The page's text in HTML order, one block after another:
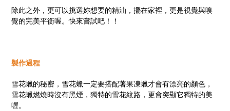
除此之外，更可以挑選妳想要的精油，擺在家裡，更是視覺與嗅
覺的完美平衡喔。快來嘗試吧！！
製作過程
雪花蠟的秘密，雪花蠟一定要搭配著果凍蠟才會有漂亮的顏色，
雪花蠟燃燒時沒有黑煙，獨特的雪花紋路，更會突顯它獨特的美
喔。